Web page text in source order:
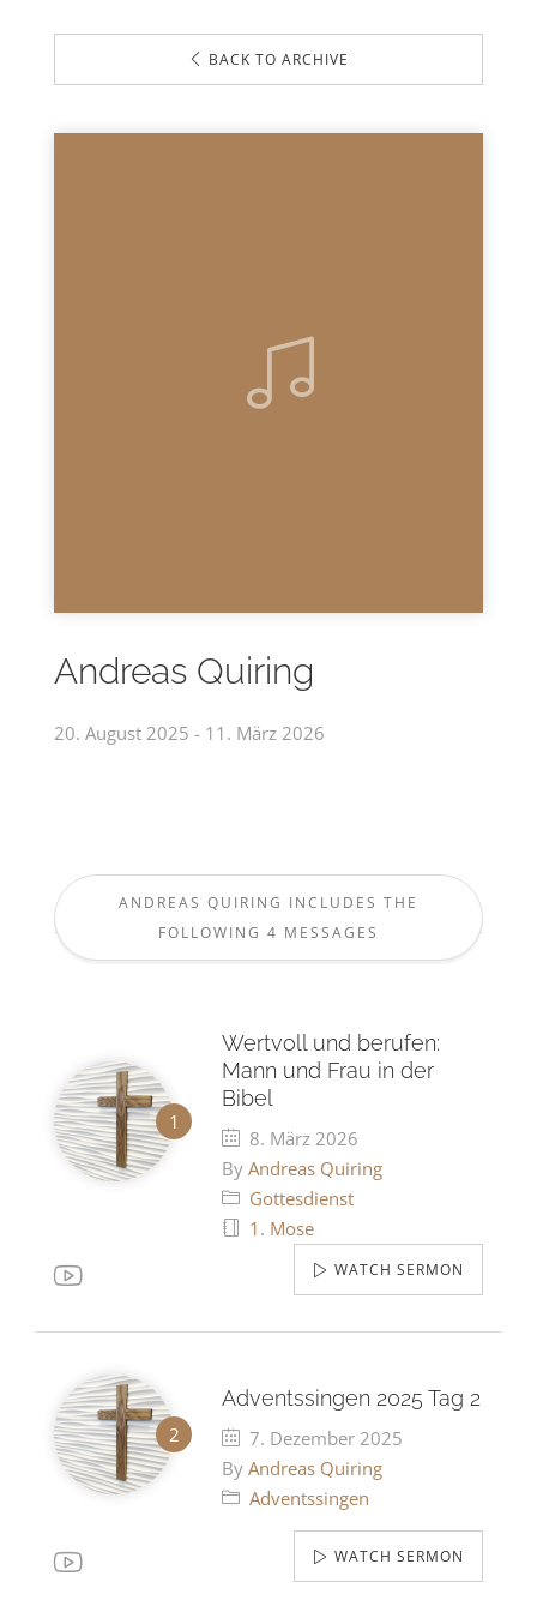
BACK TO ARCHIVE
Andreas Quiring
20. August 2025 - 11. März 2026
ANDREAS QUIRING INCLUDES THE
FOLLOWING 4 MESSAGES
Wertvoll und berufen:
Mann und Frau in der
Bibel
8. März 2026
By Andreas Quiring
Gottesdienst
1. Mose
WATCH SERMON
Adventssingen 2025 Tag 2
7. Dezember 2025
By Andreas Quiring
Adventssingen
WATCH SERMON